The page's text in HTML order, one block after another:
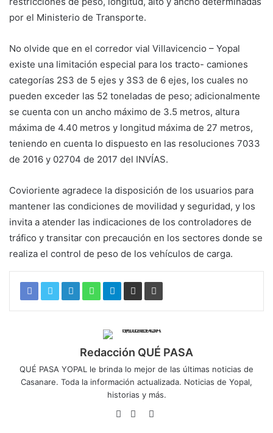
por el Ministerio de Transporte.
No olvide que en el corredor vial Villavicencio – Yopal
existe una limitación especial para los tracto- camiones
categorías 2S3 de 5 ejes y 3S3 de 6 ejes, los cuales no
pueden exceder las 52 toneladas de peso; adicionalmente
se cuenta con un ancho máximo de 3.5 metros, altura
máxima de 4.40 metros y longitud máxima de 27 metros,
teniendo en cuenta lo dispuesto en las resoluciones 7033
de 2016 y 02704 de 2017 del INVÍAS.
Covioriente agradece la disposición de los usuarios para
mantener las condiciones de movilidad y seguridad, y los
invita a atender las indicaciones de los controladores de
tráfico y transitar con precaución en los sectores donde se
realiza el control de peso de los vehículos de carga.
Redacción QUÉ PASA
QUÉ PASA YOPAL le brinda lo mejor de las últimas noticias de
Casanare. Toda la información actualizada. Noticias de Yopal,
historias y más.
Sitio Facebook
Twitter